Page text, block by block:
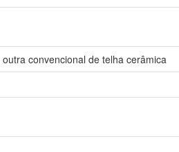
convencional de telha cerâmica